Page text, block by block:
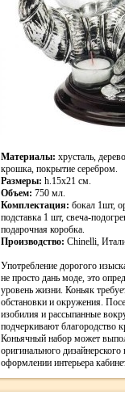
Материалы: хрусталь,
крошка, покрытие серебром.
Размеры: h.15х21 см.
Объем: 750 мл.
Комплектация: бокал 1шт,
подставка 1 шт, свеча-
подарочная коробка.
Производство: Chinelli,
Употребление дорогого
не просто дань моде, это
уровень жизни. Коньяк
обстановки и окружения.
изобилия и рассыпанные
подчеркивают благородство
Коньячный набор может
оригинального
оформлении интерьера